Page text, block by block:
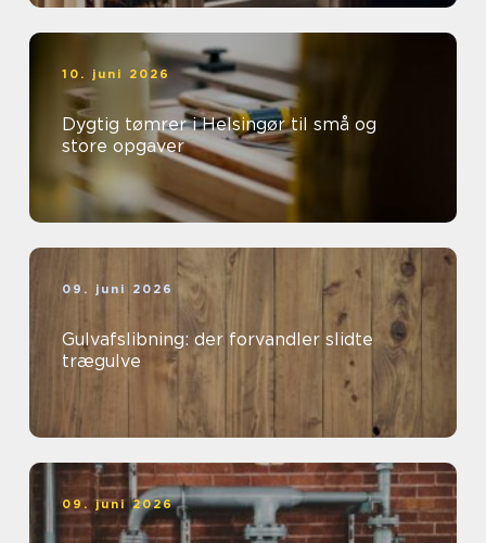
10. juni 2026
Dygtig tømrer i Helsingør til små og
store opgaver
09. juni 2026
Gulvafslibning: der forvandler slidte
trægulve
09. juni 2026